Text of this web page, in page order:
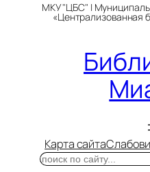
МКУ "ЦБС" |
«Централизованная
Карта сайта
Поиск